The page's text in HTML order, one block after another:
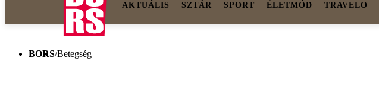
AKTUÁLIS SZTÁR SPORT ÉLETMÓD TRAVELO
BORS/Betegség